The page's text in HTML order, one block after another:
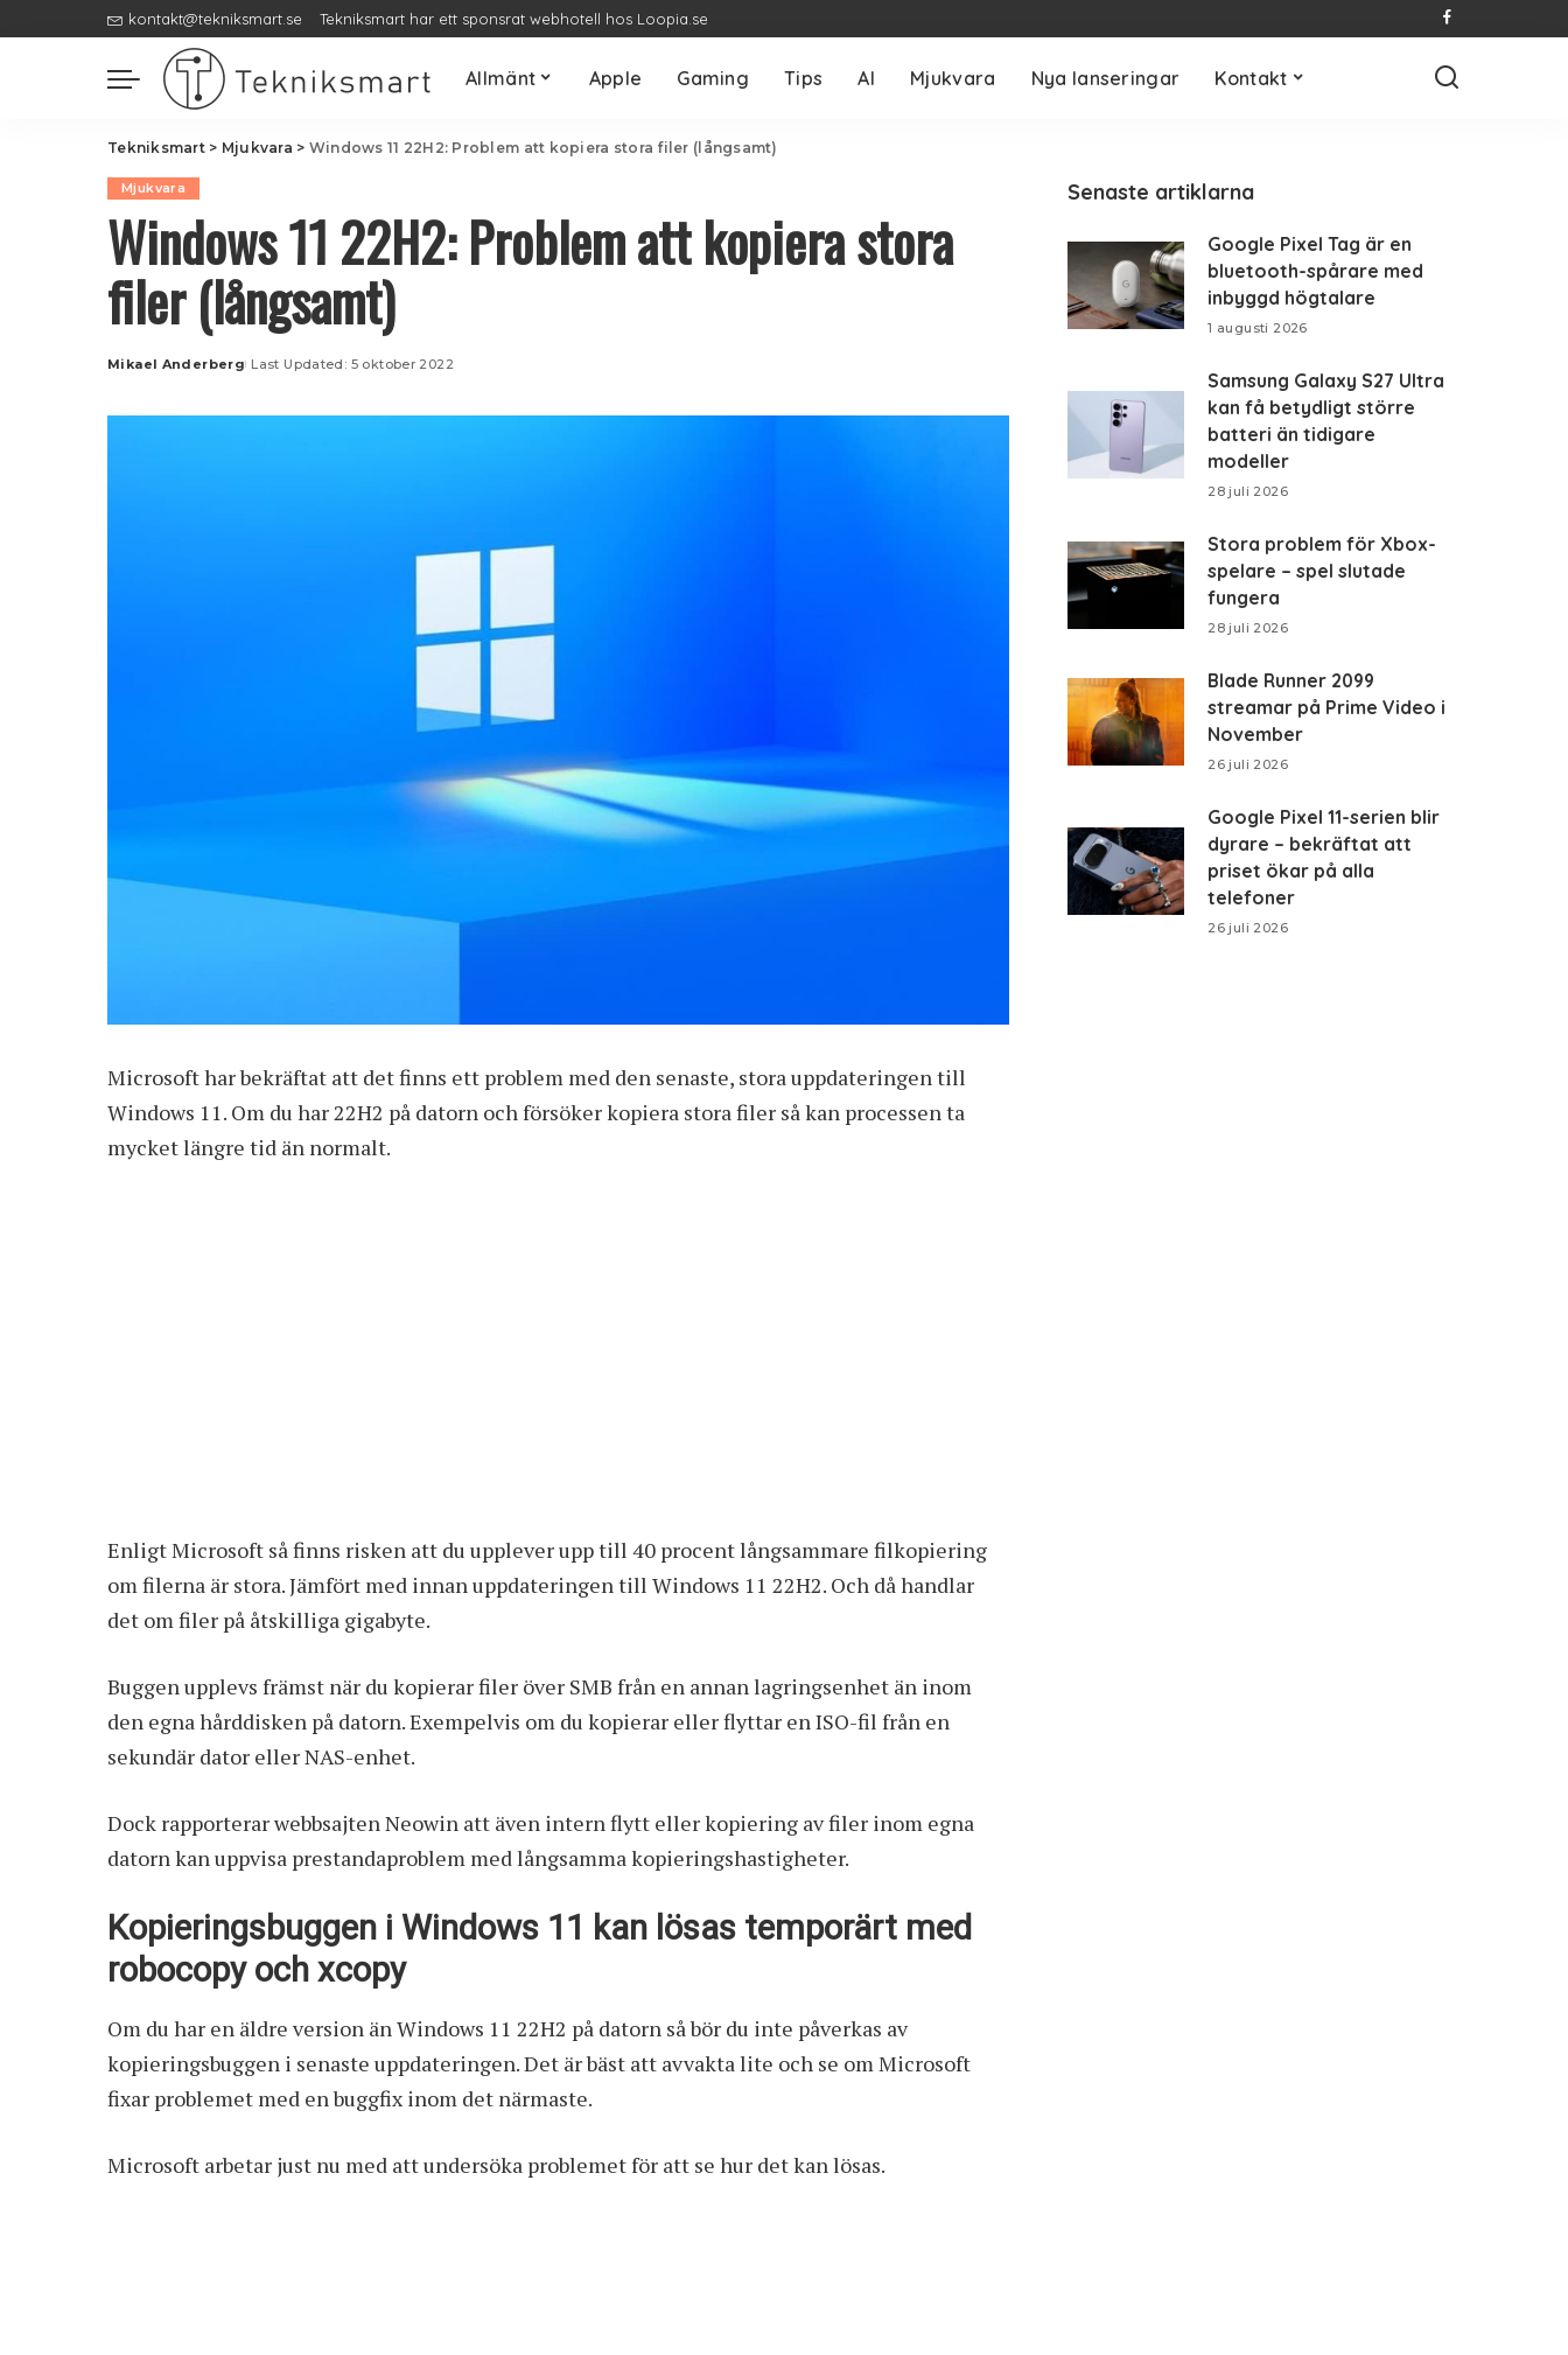
kontakt@tekniksmart.se Tekniksmart har ett sponsrat webhotell hos Loopia.se
Allmänt Apple Gaming Tips AI Mjukvara Nya lanseringar Kontakt
Tekniksmart> Mjukvara > Windows 11 22H2: Problem att kopiera stora filer (långsamt)
Mjukvara
Windows 11 22H2: Problem att kopiera stora
filer (långsamt)
Posted
Mikael Anderberg Last Updated: 5 oktober 2022
Microsoft har bekräftat att det finns ett problem med den senaste, stora uppdateringen till
Windows 11. Om du har 22H2 på datorn och försöker kopiera stora filer så kan processen ta
mycket längre tid än normalt.
Enligt Microsoft så finns risken att du upplever upp till 40 procent långsammare filkopiering
om filerna är stora. Jämfört med innan uppdateringen till Windows 11 22H2. Och då handlar
det om filer på åtskilliga gigabyte.
Buggen upplevs främst när du kopierar filer över SMB från en annan lagringsenhet än inom
den egna hårddisken på datorn. Exempelvis om du kopierar eller flyttar en ISO-fil från en
sekundär dator eller NAS-enhet.
Dock rapporterar webbsajten Neowin att även intern flytt eller kopiering av filer inom egna
datorn kan uppvisa prestandaproblem med långsamma kopieringshastigheter.
Kopieringsbuggen i Windows 11 kan lösas temporärt med
robocopy och xcopy
Om du har en äldre version än Windows 11 22H2 på datorn så bör du inte påverkas av
kopieringsbuggen i senaste uppdateringen. Det är bäst att avvakta lite och se om Microsoft
fixar problemet med en buggfix inom det närmaste.
Microsoft arbetar just nu med att undersöka problemet för att se hur det kan lösas.
Senaste artiklarna
Google Pixel Tag är en
bluetooth-spårare med
inbyggd högtalare
1 augusti 2026
Samsung Galaxy S27 Ultra
kan få betydligt större
batteri än tidigare
modeller
28 juli 2026
Stora problem för Xbox-
spelare – spel slutade
fungera
28 juli 2026
Blade Runner 2099
streamar på Prime Video i
November
26 juli 2026
Google Pixel 11-serien blir
dyrare – bekräftat att
priset ökar på alla
telefoner
26 juli 2026